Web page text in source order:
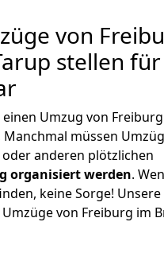
von
stellen
Umzug von
müssen
anderen plötzlichen
organisiert werden.
keine Sorge! Unsere
von Freiburg im